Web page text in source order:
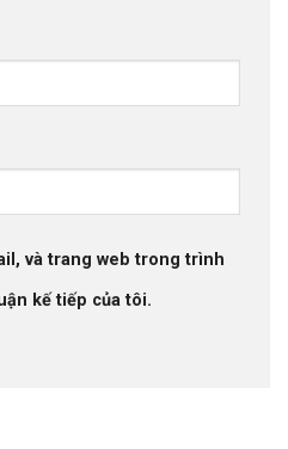
và trang web trong trình
kế tiếp của tôi.